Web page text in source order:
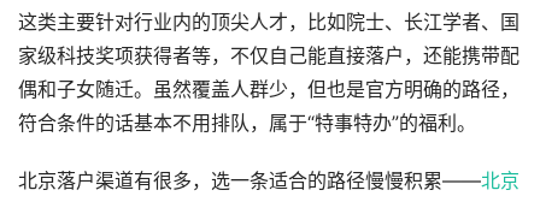
这类主要针对行业内的顶尖人才，比如院士、长江学者、国
家级科技奖项获得者等，不仅自己能直接落户，还能携带配
偶和子女随迁。虽然覆盖人群少，但也是官方明确的路径，
符合条件的话基本不用排队，属于“特事特办”的福利。
北京落户渠道有很多，选一条适合的路径慢慢积累——北京